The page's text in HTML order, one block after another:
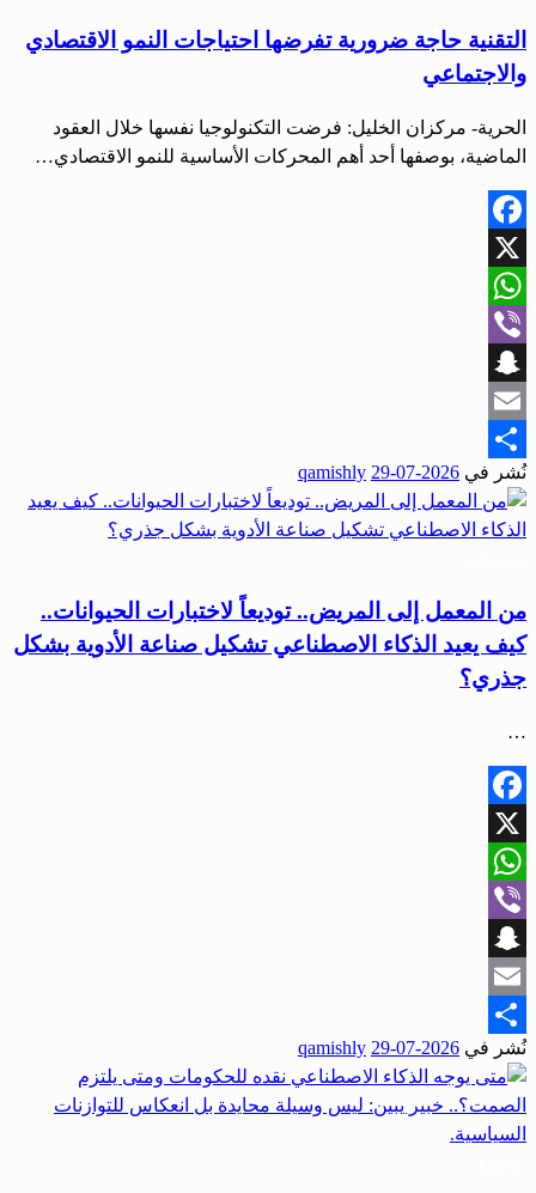
التقنية حاجة ضرورية تفرضها احتياجات النمو الاقتصادي
والاجتماعي
الحرية- مركزان الخليل: فرضت التكنولوجيا نفسها خلال العقود
الماضية، بوصفها أحد أهم المحركات الأساسية للنمو الاقتصادي…
Facebook
X
WhatsApp
Viber
Snapchat
Email
Share
نُشر في 2026-07-29
qamishly
من المعمل إلى المريض.. توديعاً لاختبارات الحيوانات..
كيف يعيد الذكاء الاصطناعي تشكيل صناعة الأدوية بشكل
جذري؟
…
Facebook
X
WhatsApp
Viber
Snapchat
Email
Share
نُشر في 2026-07-29
qamishly